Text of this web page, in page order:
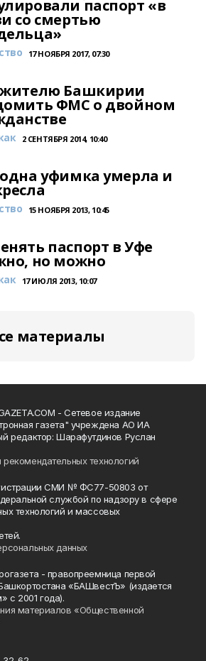
паспорт «в
со смертью
17 НОЯБРЯ 2017, 07:30
Башкирии
ФМС о двойном
2 СЕНТЯБРЯ 2014, 10:40
уфимка умерла и
15 НОЯБРЯ 2013, 10:45
паспорт в Уфе
но можно
17 ИЮЛЯ 2013, 10:07
материалы
- Сетевое издание
газета" учреждена АО ИА
редактор: Шарафутдинов Руслан
технологий
СМИ № ФС77-50803 от
службой по надзору в сфере
технологий и массовых
данных
- правопреемница первой
«БАШвестЪ» (издается
с 2001 года).
материалов «Общественной